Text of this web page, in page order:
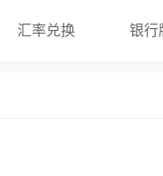
汇率兑换 银行